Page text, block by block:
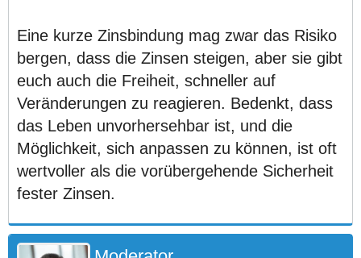
Eine kurze Zinsbindung mag zwar das Risiko
bergen, dass die Zinsen steigen, aber sie gibt
euch auch die Freiheit, schneller auf
Veränderungen zu reagieren. Bedenkt, dass
das Leben unvorhersehbar ist, und die
Möglichkeit, sich anpassen zu können, ist oft
wertvoller als die vorübergehende Sicherheit
fester Zinsen.